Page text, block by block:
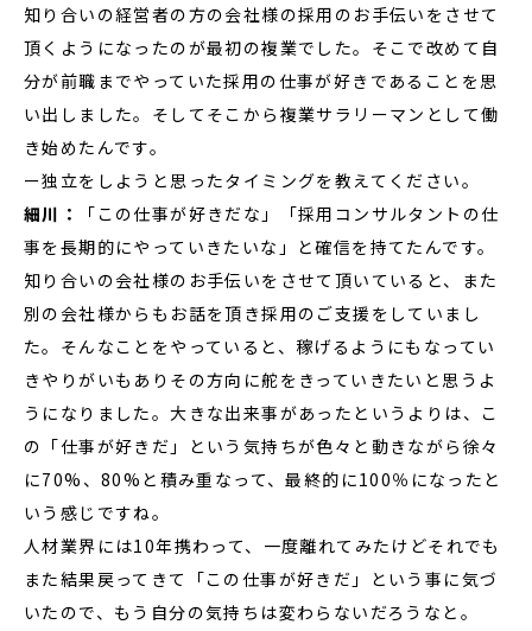
知り合いの経営者の方の会社様の採用のお手伝いをさせて
頂くようになったのが最初の複業でした。そこで改めて自
分が前職までやっていた採用の仕事が好きであることを思
い出しました。そしてそこから複業サラリーマンとして働
き始めたんです。
ー独立をしようと思ったタイミングを教えてください。
細川：
「この仕事が好きだな」「採用コンサルタントの仕
事を長期的にやっていきたいな」と確信を持てたんです。
知り合いの会社様のお手伝いをさせて頂いていると、また
別の会社様からもお話を頂き採用のご支援をしていまし
た。そんなことをやっていると、稼げるようにもなってい
きやりがいもありその方向に舵をきっていきたいと思うよ
うになりました。大きな出来事があったというよりは、こ
の「仕事が好きだ」という気持ちが色々と動きながら徐々
に70%、80%と積み重なって、最終的に100％になったと
いう感じですね。
人材業界には10年携わって、一度離れてみたけどそれでも
また結果戻ってきて「この仕事が好きだ」という事に気づ
いたので、もう自分の気持ちは変わらないだろうなと。